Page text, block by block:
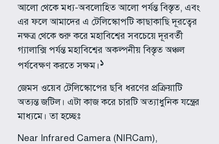
আলো থেকে মধ্য-অবলোহিত আলো পর্যন্ত বিস্তৃত, এবং
এর ফলে আমাদের এ টেলিস্কোপটি কাছাকাছি দূরত্বের
নক্ষত্র থেকে শুরু করে মহাবিশ্বের সবচেয়ে দূরবর্তী
গ্যালাক্সি পর্যন্ত মহাবিশ্বের অকল্পনীয় বিস্তৃত অঞ্চল
পর্যবেক্ষণ করতে সক্ষম।১
জেমস ওয়েব টেলিস্কোপের ছবি ধরণের প্রক্রিয়াটি
অত্যন্ত জটিল। এটা কাজ করে চারটি অত্যাধুনিক যন্ত্রের
মাধ্যমে। তা হচ্ছেঃ
Near Infrared Camera (NIRCam),